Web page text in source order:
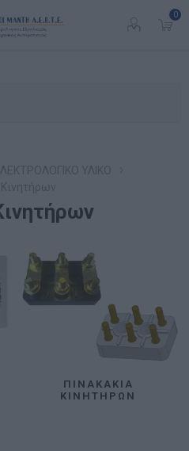
0
ΠΙΝΑΚΆΚΙΑ
ΚΙΝΗΤΉΡΩΝ